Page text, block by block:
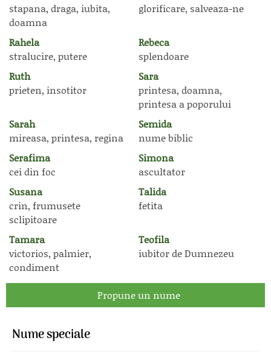
stapana, draga, iubita,
doamna
glorificare, salveaza-ne
Rahela
stralucire, putere
Rebeca
splendoare
Ruth
prieten, insotitor
Sara
printesa, doamna,
printesa a poporului
Sarah
mireasa, printesa, regina
Semida
nume biblic
Serafima
cei din foc
Simona
ascultator
Susana
crin, frumusete
sclipitoare
Talida
fetita
Tamara
victorios, palmier,
condiment
Teofila
iubitor de Dumnezeu
Propune un nume
Nume speciale